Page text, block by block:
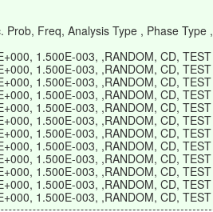
Prob, Freq, Analysis Type , Phase Type ,
1.500E-003, ,RANDOM, CD, TEST
1.500E-003, ,RANDOM, CD, TEST
1.500E-003, ,RANDOM, CD, TEST
1.500E-003, ,RANDOM, CD, TEST
1.500E-003, ,RANDOM, CD, TEST
1.500E-003, ,RANDOM, CD, TEST
1.500E-003, ,RANDOM, CD, TEST
1.500E-003, ,RANDOM, CD, TEST
1.500E-003, ,RANDOM, CD, TEST
1.500E-003, ,RANDOM, CD, TEST
1.500E-003, ,RANDOM, CD, TEST
1.500E-003, ,RANDOM, CD, TEST